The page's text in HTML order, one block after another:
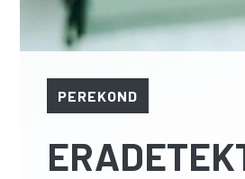
PEREKOND